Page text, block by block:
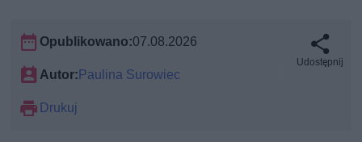
Opublikowano:07.08.2026
Autor: Paulina Surowiec
Drukuj
Udostępnij